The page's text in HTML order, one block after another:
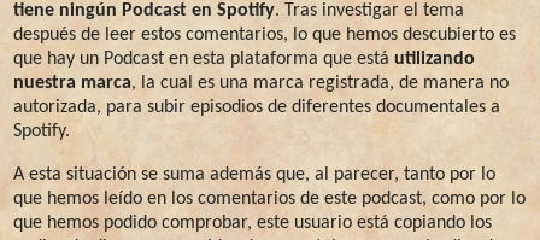
tiene ningún Podcast en Spotify. Tras investigar el tema
después de leer estos comentarios, lo que hemos descubierto es
que hay un Podcast en esta plataforma que está utilizando
nuestra marca, la cual es una marca registrada, de manera no
autorizada, para subir episodios de diferentes documentales a
Spotify.
A esta situación se suma además que, al parecer, tanto por lo
que hemos leído en los comentarios de este podcast, como por lo
que hemos podido comprobar, este usuario está copiando los